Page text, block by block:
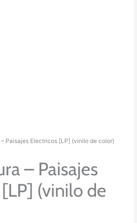
Paisajes Electricos [LP] (vinilo de color)
– Paisajes
(vinilo de